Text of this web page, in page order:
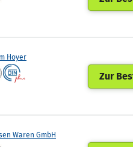
Hoyer
Zur
Waren GmbH